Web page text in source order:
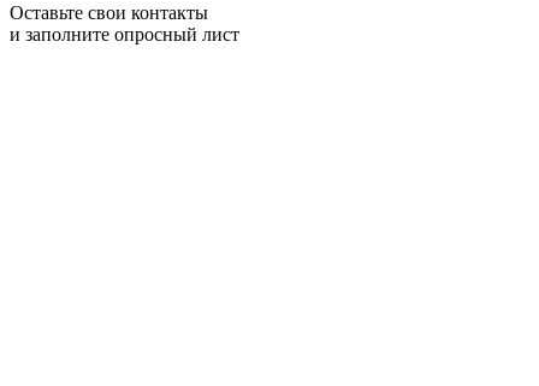
Оставьте свои контакты
и заполните опросный лист